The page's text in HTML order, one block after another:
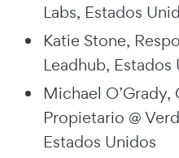
Labs, Estados
Katie Stone,
Leadhub, Estados
Michael O’Grady,
Propietario @
Estados Unidos